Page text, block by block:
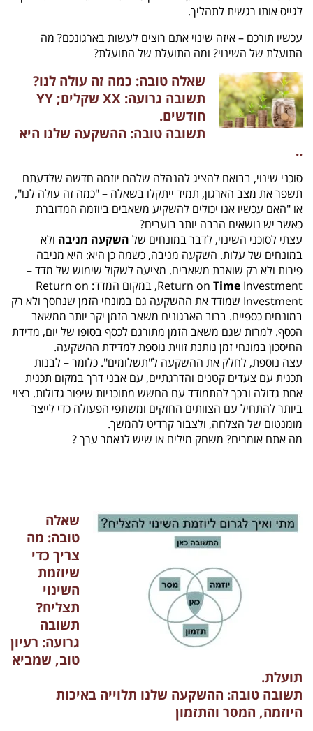
לגייס אותו רגשית לתהליך.
עכשיו תורכם – איזה שינוי אתם רוצים לעשות בארגונכם? מה
התועלת של השינוי? ומה התועלת של התועלת?
שאלה טובה: כמה זה עולה לנו?
תשובה גרועה: XX שקלים; YY
חודשים.
תשובה טובה: ההשקעה שלנו היא
..
סוכני שינוי, בבואם להציג להנהלה שלהם יוזמה חדשה שלדעתם
תשפר את מצב הארגון, תמיד ייתקלו בשאלה – "כמה זה עולה לנו",
או "האם עכשיו אנו יכולים להשקיע משאבים ביוזמה המדוברת
כאשר יש נושאים הרבה יותר בוערים?
עצתי לסוכני השינוי, לדבר במונחים של השקעה מניבה ולא
במונחים של עלות. השקעה מניבה, כשמה כן היא: היא מניבה
פירות ולא רק שואבת משאבים. מציעה לשקול שימוש של מדד –
Return on Time
Investment, במקום המדד: Return on
Investment שמודד את ההשקעה גם במונחי הזמן שנחסך ולא רק
במונחים כספיים. ברוב הארגונים משאב הזמן יקר יותר ממשאב
הכסף. למרות שגם משאב הזמן מתורגם לכסף בסופו של יום, מדידת
החיסכון במונחי זמן נותנת זווית נוספת למדידת ההשקעה.
עצה נוספת, לחלק את ההשקעה ל"תשלומים". כלומר – לבנות
תכנית עם צעדים קטנים והדרגתיים, עם אבני דרך במקום תכנית
אחת גדולה ובכך להתמודד עם החשש מתוכניות שיפור גדולות. רצוי
ביותר להתחיל עם הצוותים החזקים ומשתפי הפעולה כדי לייצר
מומנטום של הצלחה, ולצבור קרדיט להמשך.
מה אתם אומרים? משחק מילים או שיש לנאמר ערך ?
שאלה
טובה: מה
צריך כדי
שיוזמת
השינוי
תצליח?
תשובה
גרועה: רעיון
טוב, שמביא
תועלת.
תשובה טובה: ההשקעה שלנו תלוייה באיכות
היוזמה, המסר והתזמון